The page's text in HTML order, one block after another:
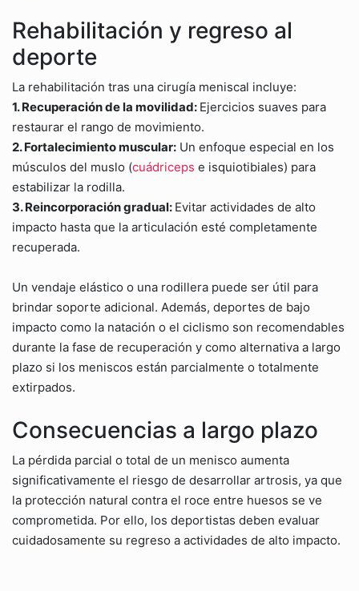
Rehabilitación y regreso al
deporte
La rehabilitación tras una cirugía meniscal incluye:
1. Recuperación de la movilidad: Ejercicios suaves para
restaurar el rango de movimiento.
2. Fortalecimiento muscular: Un enfoque especial en los
músculos del muslo (cuádriceps e isquiotibiales) para
estabilizar la rodilla.
3. Reincorporación gradual: Evitar actividades de alto
impacto hasta que la articulación esté completamente
recuperada.
Un vendaje elástico o una rodillera puede ser útil para
brindar soporte adicional. Además, deportes de bajo
impacto como la natación o el ciclismo son recomendables
durante la fase de recuperación y como alternativa a largo
plazo si los meniscos están parcialmente o totalmente
extirpados.
Consecuencias a largo plazo
La pérdida parcial o total de un menisco aumenta
significativamente el riesgo de desarrollar artrosis, ya que
la protección natural contra el roce entre huesos se ve
comprometida. Por ello, los deportistas deben evaluar
cuidadosamente su regreso a actividades de alto impacto.